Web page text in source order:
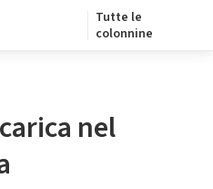
Tutte le
colonnine
nel